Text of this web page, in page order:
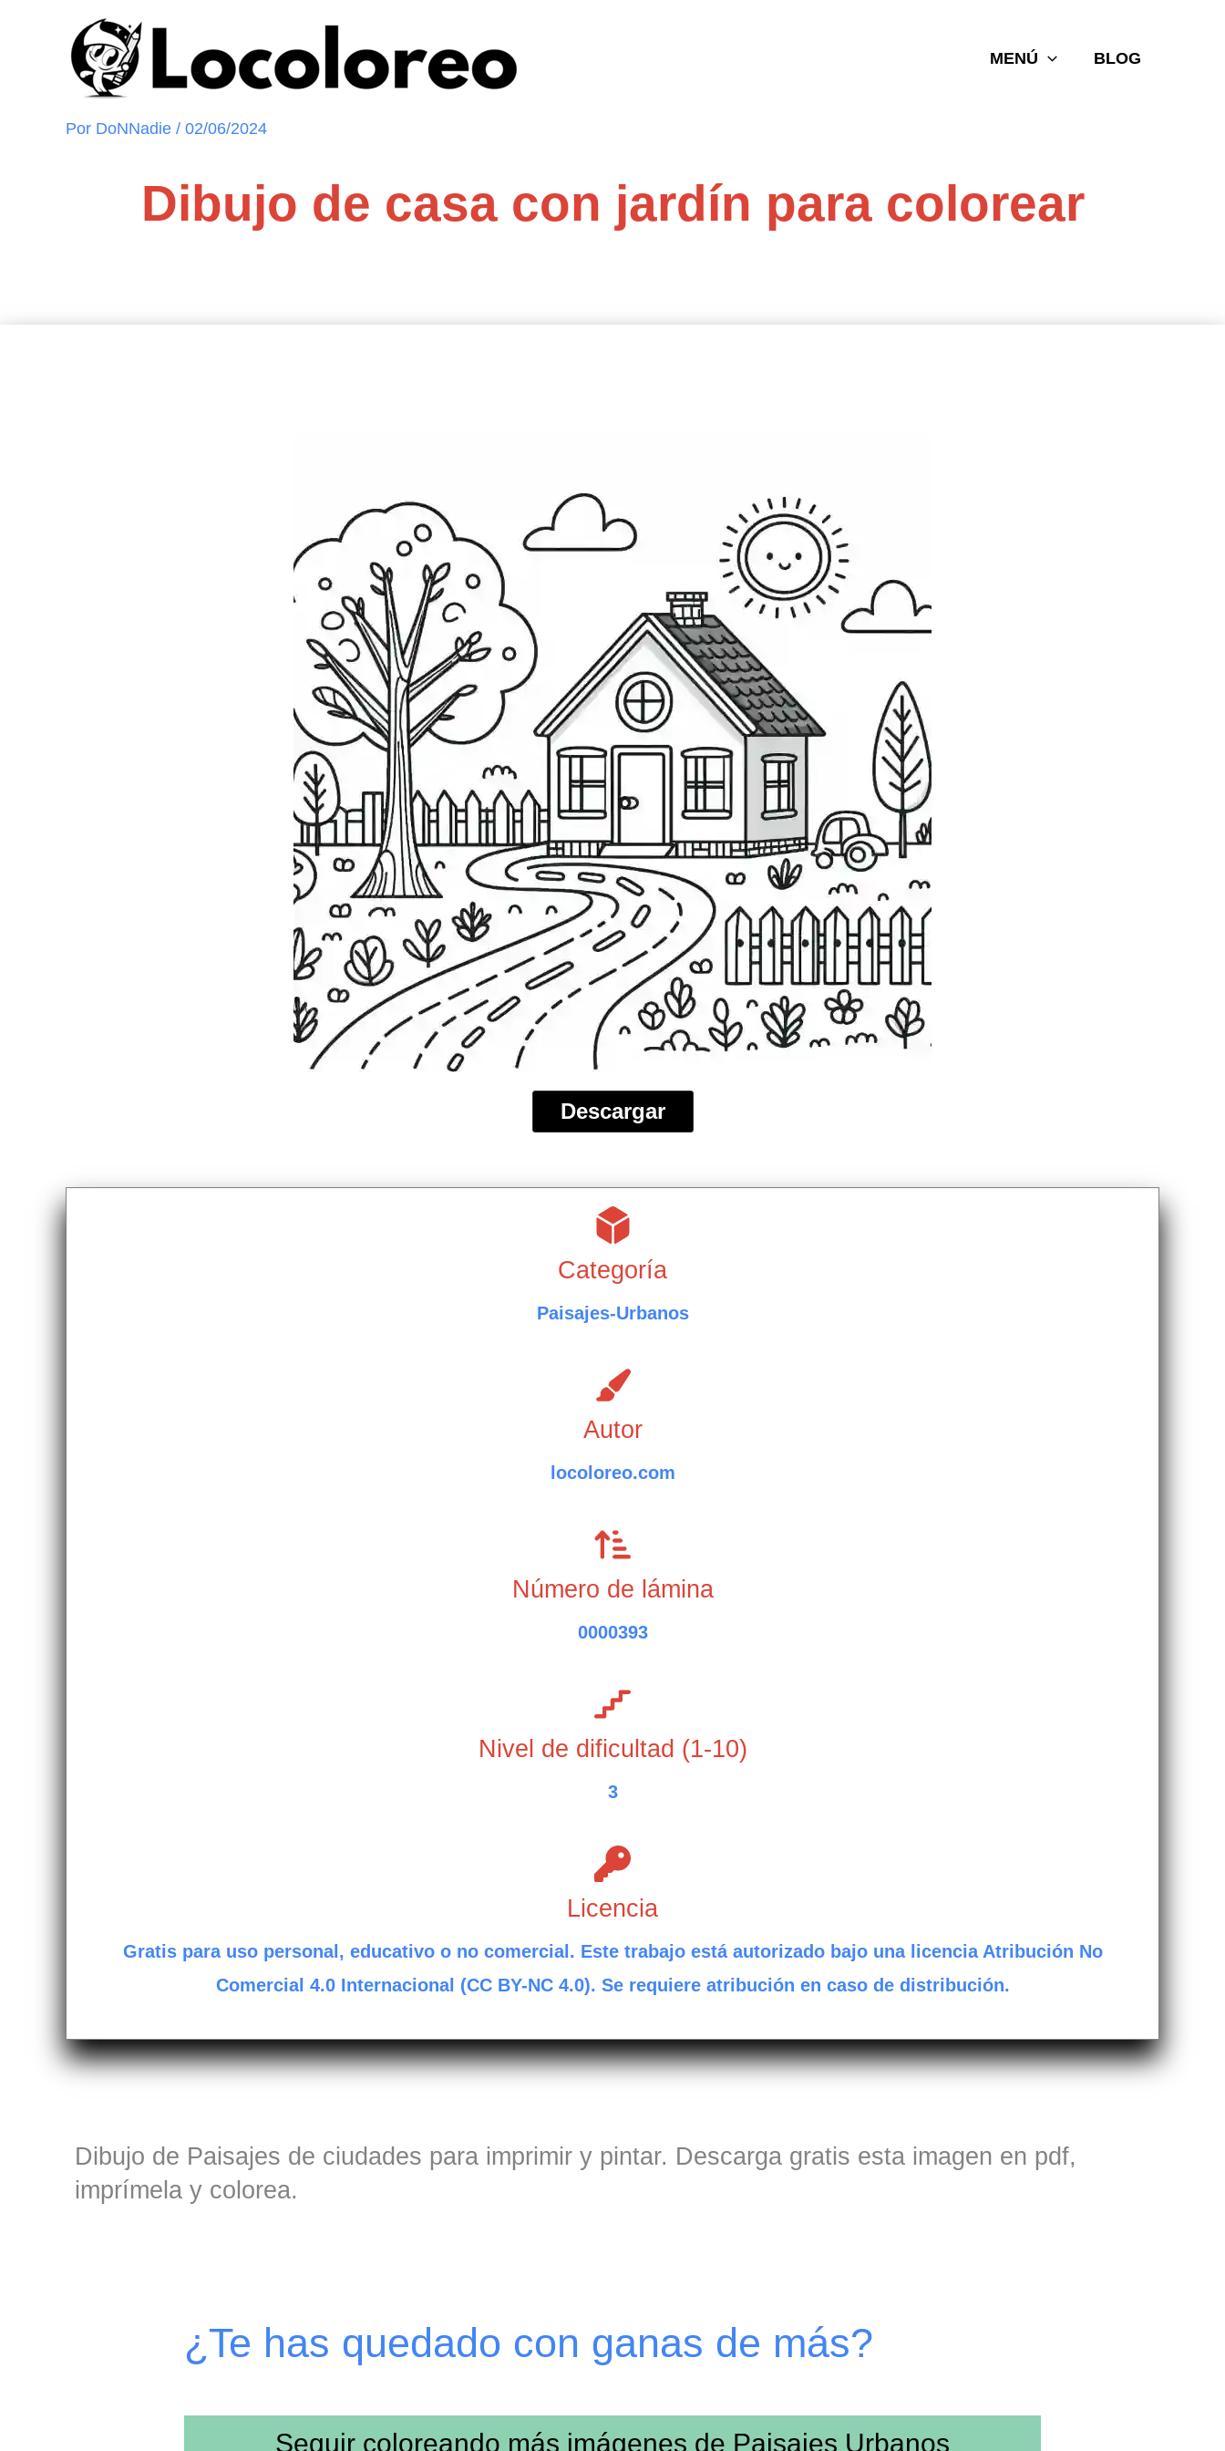
MENÚ BLOG
Por DoNNadie / 02/06/2024
Dibujo de casa con jardín para colorear
Descargar
Categoría
Paisajes-Urbanos
Autor
locoloreo.com
Número de lámina
0000393
Nivel de dificultad (1-10)
3
Licencia
Gratis para uso personal, educativo o no comercial. Este trabajo está autorizado bajo una licencia Atribución No
Comercial 4.0 Internacional (CC BY-NC 4.0). Se requiere atribución en caso de distribución.
Dibujo de Paisajes de ciudades para imprimir y pintar. Descarga gratis esta imagen en pdf,
imprímela y colorea.
¿Te has quedado con ganas de más?
Seguir coloreando más imágenes de Paisajes Urbanos